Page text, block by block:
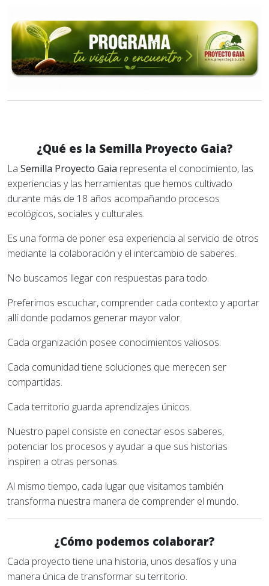
¿Qué es la Semilla Proyecto Gaia?
La Semilla Proyecto Gaia representa el conocimiento, las
experiencias y las herramientas que hemos cultivado
durante más de 18 años acompañando procesos
ecológicos, sociales y culturales.
Es una forma de poner esa experiencia al servicio de otros
mediante la colaboración y el intercambio de saberes.
No buscamos llegar con respuestas para todo.
Preferimos escuchar, comprender cada contexto y aportar
allí donde podamos generar mayor valor.
Cada organización posee conocimientos valiosos.
Cada comunidad tiene soluciones que merecen ser
compartidas.
Cada territorio guarda aprendizajes únicos.
Nuestro papel consiste en conectar esos saberes,
potenciar los procesos y ayudar a que sus historias
inspiren a otras personas.
Al mismo tiempo, cada lugar que visitamos también
transforma nuestra manera de comprender el mundo.
¿Cómo podemos colaborar?
Cada proyecto tiene una historia, unos desafíos y una
manera única de transformar su territorio.